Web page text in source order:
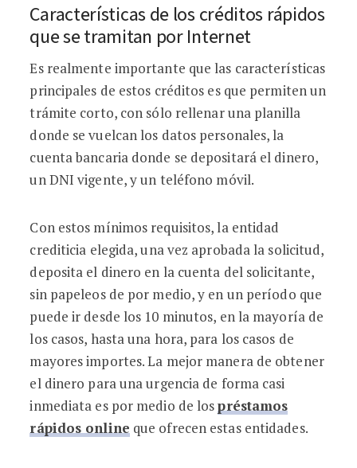
Características de los créditos rápidos
que se tramitan por Internet
Es realmente importante que las características
principales de estos créditos es que permiten un
trámite corto, con sólo rellenar una planilla
donde se vuelcan los datos personales, la
cuenta bancaria donde se depositará el dinero,
un DNI vigente, y un teléfono móvil.
Con estos mínimos requisitos, la entidad
crediticia elegida, una vez aprobada la solicitud,
deposita el dinero en la cuenta del solicitante,
sin papeleos de por medio, y en un período que
puede ir desde los 10 minutos, en la mayoría de
los casos, hasta una hora, para los casos de
mayores importes. La mejor manera de obtener
el dinero para una urgencia de forma casi
inmediata es por medio de lospréstamos
rápidos online que ofrecen estas entidades.